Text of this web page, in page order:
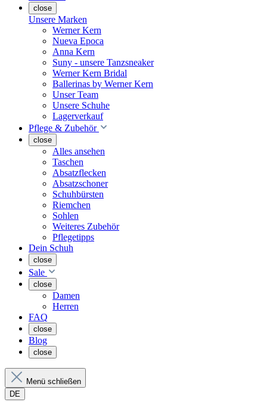
close
Unsere Marken
Werner Kern
Nueva Epoca
Anna Kern
Suny - unsere Tanzsneaker
Werner Kern Bridal
Ballerinas by Werner Kern
Unser Team
Unsere Schuhe
Lagerverkauf
Pflege & Zubehör
close
Alles ansehen
Taschen
Absatzflecken
Absatzschoner
Schuhbürsten
Riemchen
Sohlen
Weiteres Zubehör
Pflegetipps
Dein Schuh
close
Sale
close
Damen
Herren
FAQ
close
Blog
close
Menü schließen
DE